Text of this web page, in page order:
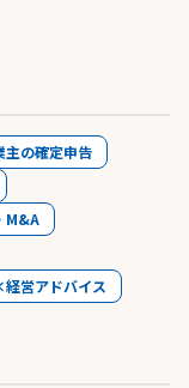
の確定申告
M&A
営アドバイス